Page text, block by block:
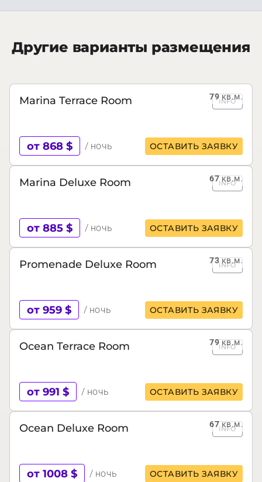
Другие варианты размещения
79кв.м.
Marina Terrace Room INFO
от 868 $ / ночь ОСТАВИТЬ ЗАЯВКУ
67кв.м.
Marina Deluxe Room INFO
от 885 $ / ночь ОСТАВИТЬ ЗАЯВКУ
73кв.м.
Promenade Deluxe Room INFO
от 959 $ / ночь ОСТАВИТЬ ЗАЯВКУ
79кв.м.
Ocean Terrace Room INFO
от 991 $ / ночь ОСТАВИТЬ ЗАЯВКУ
67кв.м.
Ocean Deluxe Room INFO
от 1008 $ / ночь ОСТАВИТЬ ЗАЯВКУ